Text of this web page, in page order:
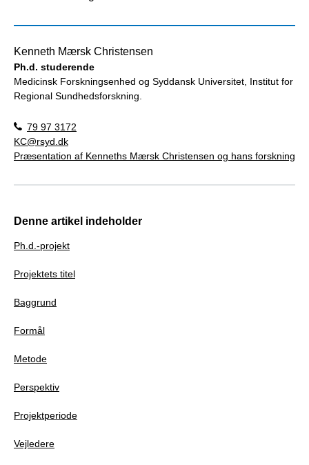
Kenneth Mærsk Christensen
Ph.d. studerende
Medicinsk Forskningsenhed og Syddansk Universitet, Institut for
Regional Sundhedsforskning.
79 97 3172
KC@rsyd.dk
Præsentation af Kenneths Mærsk Christensen og hans forskning
Denne artikel indeholder
Ph.d.-projekt
Projektets titel
Baggrund
Formål
Metode
Perspektiv
Projektperiode
Vejledere